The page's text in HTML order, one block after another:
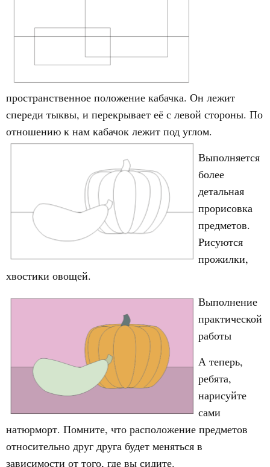
пространственное положение кабачка. Он лежит
спереди тыквы, и перекрывает её с левой стороны. По
отношению к нам кабачок лежит под углом.
Выполняется
более
детальная
прорисовка
предметов.
Рисуются
прожилки,
хвостики овощей.
Выполнение
практической
работы
А теперь,
ребята,
нарисуйте
сами
натюрморт. Помните, что расположение предметов
относительно друг друга будет меняться в
зависимости от того, где вы сидите.